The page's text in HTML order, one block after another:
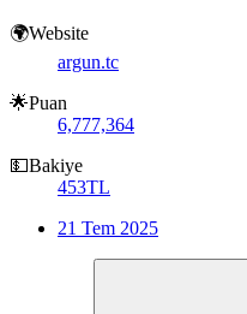
🌍Website
argun.tc
🌟Puan
6,777,364
💵Bakiye
453TL
21 Tem 2025